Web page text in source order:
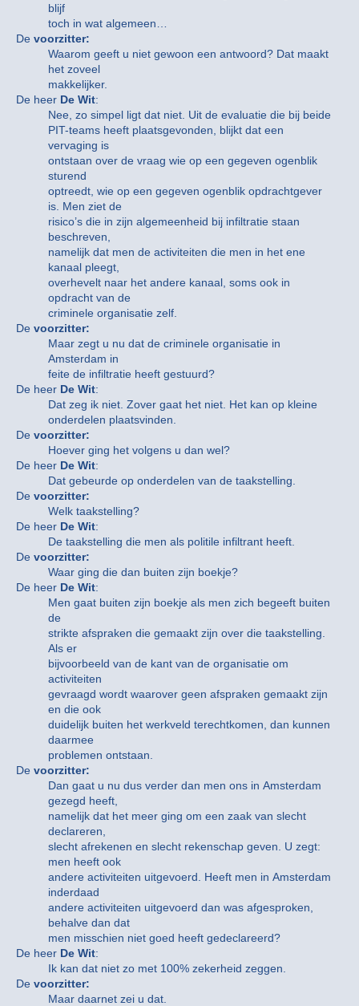
blijf
toch in wat algemeen…
De voorzitter:
Waarom geeft u niet gewoon een antwoord? Dat maakt
het zoveel
makkelijker.
De heer De Wit:
Nee, zo simpel ligt dat niet. Uit de evaluatie die bij beide
PIT-teams heeft plaatsgevonden, blijkt dat een
vervaging is
ontstaan over de vraag wie op een gegeven ogenblik
sturend
optreedt, wie op een gegeven ogenblik opdrachtgever
is. Men ziet de
risico’s die in zijn algemeenheid bij infiltratie staan
beschreven,
namelijk dat men de activiteiten die men in het ene
kanaal pleegt,
overhevelt naar het andere kanaal, soms ook in
opdracht van de
criminele organisatie zelf.
De voorzitter:
Maar zegt u nu dat de criminele organisatie in
Amsterdam in
feite de infiltratie heeft gestuurd?
De heer De Wit:
Dat zeg ik niet. Zover gaat het niet. Het kan op kleine
onderdelen plaatsvinden.
De voorzitter:
Hoever ging het volgens u dan wel?
De heer De Wit:
Dat gebeurde op onderdelen van de taakstelling.
De voorzitter:
Welk taakstelling?
De heer De Wit:
De taakstelling die men als politile infiltrant heeft.
De voorzitter:
Waar ging die dan buiten zijn boekje?
De heer De Wit:
Men gaat buiten zijn boekje als men zich begeeft buiten
de
strikte afspraken die gemaakt zijn over die taakstelling.
Als er
bijvoorbeeld van de kant van de organisatie om
activiteiten
gevraagd wordt waarover geen afspraken gemaakt zijn
en die ook
duidelijk buiten het werkveld terechtkomen, dan kunnen
daarmee
problemen ontstaan.
De voorzitter:
Dan gaat u nu dus verder dan men ons in Amsterdam
gezegd heeft,
namelijk dat het meer ging om een zaak van slecht
declareren,
slecht afrekenen en slecht rekenschap geven. U zegt:
men heeft ook
andere activiteiten uitgevoerd. Heeft men in Amsterdam
inderdaad
andere activiteiten uitgevoerd dan was afgesproken,
behalve dan dat
men misschien niet goed heeft gedeclareerd?
De heer De Wit:
Ik kan dat niet zo met 100% zekerheid zeggen.
De voorzitter:
Maar daarnet zei u dat.